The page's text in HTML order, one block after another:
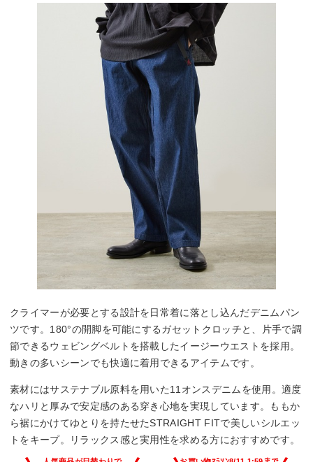
クライマーが必要とする設計を日常着に落とし込んだデニムパン
ツです。180°の開脚を可能にするガセットクロッチと、片手で調
節できるウェビングベルトを搭載したイージーウエストを採用。
動きの多いシーンでも快適に着用できるアイテムです。
素材にはサステナブル原料を用いた11オンスデニムを使用。適度
なハリと厚みで安定感のある穿き心地を実現しています。ももか
ら裾にかけてゆとりを持たせたSTRAIGHT FITで美しいシルエッ
トをキープ。リラックス感と実用性を求める方におすすめです。